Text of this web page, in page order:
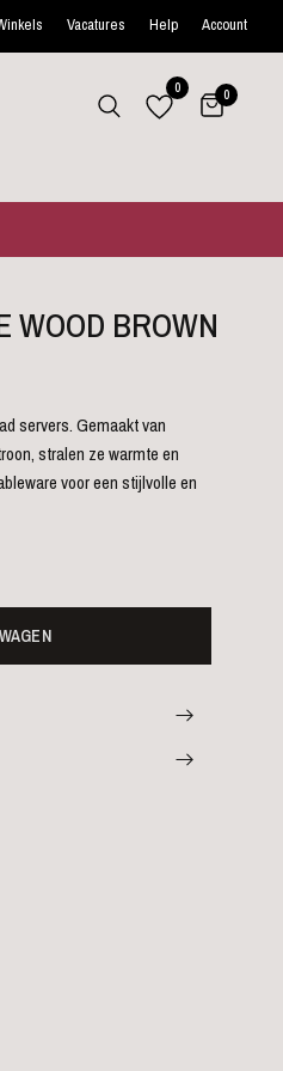
uur verstuurd* Wekelijks
Vacatures Help Account
0 0
WOOD BROWN
servers. Gemaakt van
stralen ze warmte en
voor een stijlvolle en